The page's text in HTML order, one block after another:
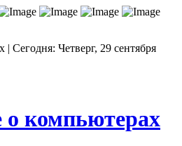
Сегодня: Четверг, 29 сентября